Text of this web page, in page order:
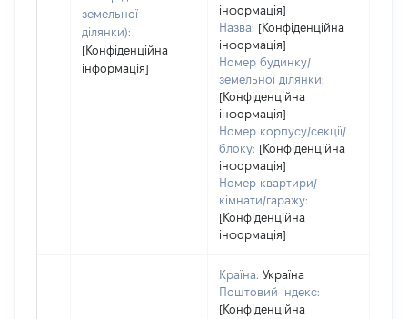
земельної
ділянки):
[Конфіденційна
інформація]
інформація]
Назва: [Конфіденційна
інформація]
Номер будинку/
земельної ділянки:
[Конфіденційна
інформація]
Номер корпусу/секції/
блоку: [Конфіденційна
інформація]
Номер квартири/
кімнати/гаражу:
[Конфіденційна
інформація]
Країна: Україна
Поштовий індекс:
[Конфіденційна